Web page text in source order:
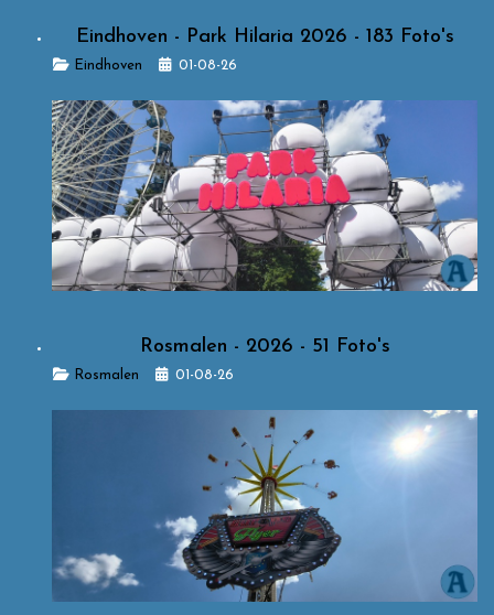
Eindhoven - Park Hilaria 2026 - 183 Foto's
DetailsEindhoven 01-08-26
Rosmalen - 2026 - 51 Foto's
DetailsRosmalen 01-08-26